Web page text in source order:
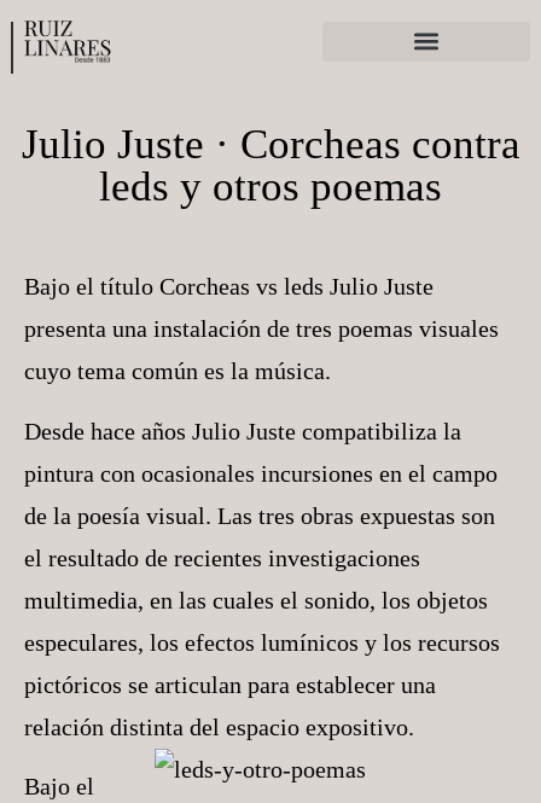
Julio Juste · Corcheas contra
leds y otros poemas
Bajo el título Corcheas vs leds Julio Juste
presenta una instalación de tres poemas visuales
cuyo tema común es la música.
Desde hace años Julio Juste compatibiliza la
pintura con ocasionales incursiones en el campo
de la poesía visual. Las tres obras expuestas son
el resultado de recientes investigaciones
multimedia, en las cuales el sonido, los objetos
especulares, los efectos lumínicos y los recursos
pictóricos se articulan para establecer una
relación distinta del espacio expositivo.
Bajo el